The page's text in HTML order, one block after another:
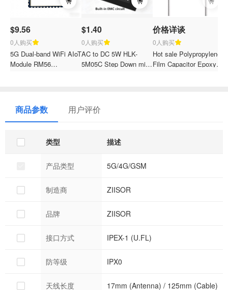
$9.56
0人购买
5G Dual-band WiFi AIoT
Module RM56
$1.40
0人购买
AC to DC 5W HLK-
5M05C Step Down mini
Electric Circuit
价格详谈
0人购买
Hot sale Polypropylene
Film Capacitor Epoxy
商品参数 用户评价
类型 描述
产品类型 5G/4G/GSM
制造商 ZIISOR
品牌 ZIISOR
接口方式 IPEX-1 (U.FL)
防等级 IPX0
天线长度 17mm (Antenna) / 125mm (Cable)